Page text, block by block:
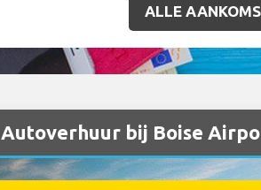
ALLE
Autoverhuur bij Boise